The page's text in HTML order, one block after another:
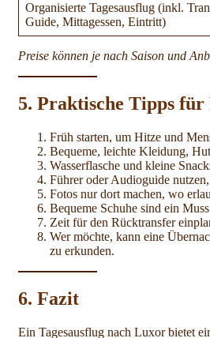
Organisierte Tagesausflug (inkl.
Guide, Mittagessen, Eintritt)
Preise können je nach Saison und
5. Praktische Tipps für
Früh starten, um Hitze und
Bequeme, leichte Kleidung,
Wasserflasche und kleine
Führer oder Audioguide
Fotos nur dort machen, wo
Bequeme Schuhe sind ein
Zeit für den Rücktransfer
Wer möchte, kann eine
zu erkunden.
6. Fazit
Ein Tagesausflug nach Luxor bietet